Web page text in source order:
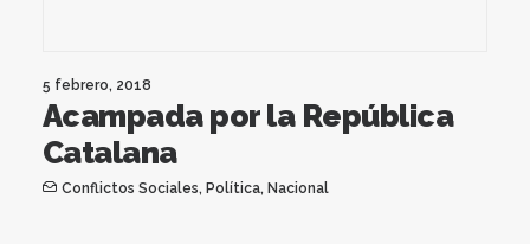
5 febrero, 2018
Acampada por la República
Catalana
Conflictos Sociales, Política, Nacional